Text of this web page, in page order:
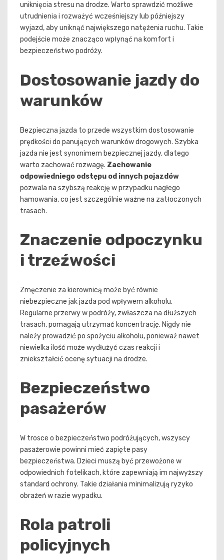
uniknięcia stresu na drodze. Warto sprawdzić możliwe
utrudnienia i rozważyć wcześniejszy lub późniejszy
wyjazd, aby uniknąć największego natężenia ruchu. Takie
podejście może znacząco wpłynąć na komfort i
bezpieczeństwo podróży.
Dostosowanie jazdy do
warunków
Bezpieczna jazda to przede wszystkim dostosowanie
prędkości do panujących warunków drogowych. Szybka
jazda nie jest synonimem bezpiecznej jazdy, dlatego
warto zachować rozwagę. Zachowanie
odpowiedniego odstępu od innych pojazdów
pozwala na szybszą reakcję w przypadku nagłego
hamowania, co jest szczególnie ważne na zatłoczonych
trasach.
Znaczenie odpoczynku
i trzeźwości
Zmęczenie za kierownicą może być równie
niebezpieczne jak jazda pod wpływem alkoholu.
Regularne przerwy w podróży, zwłaszcza na dłuższych
trasach, pomagają utrzymać koncentrację. Nigdy nie
należy prowadzić po spożyciu alkoholu, ponieważ nawet
niewielka ilość może wydłużyć czas reakcji i
zniekształcić ocenę sytuacji na drodze.
Bezpieczeństwo
pasażerów
W trosce o bezpieczeństwo podróżujących, wszyscy
pasażerowie powinni mieć zapięte pasy
bezpieczeństwa. Dzieci muszą być przewożone w
odpowiednich fotelikach, które zapewniają im najwyższy
standard ochrony. Takie działania minimalizują ryzyko
obrażeń w razie wypadku.
Rola patroli
policyjnych